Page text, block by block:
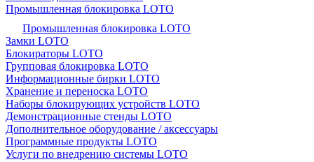
Промышленная блокировка LOTO
Промышленная блокировка LOTO
Замки LOTO
Блокираторы LOTO
Групповая блокировка LOTO
Информационные бирки LOTO
Хранение и переноска LOTO
Наборы блокирующих устройств LOTO
Демонстрационные стенды LOTO
Дополнительное оборудование / аксессуары
Программные продукты LOTO
Услуги по внедрению системы LOTO